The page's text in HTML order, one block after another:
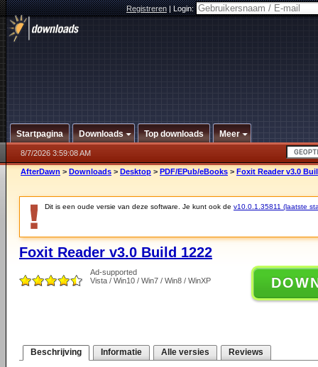
Registreren|Login:
Startpagina Downloads Top downloads Meer
8/7/2026 3:59:08 AM
AfterDawn > Downloads > Desktop > PDF/EPub/eBooks > Foxit Reader v3.0
Dit is een oude versie van deze software. Je kunt ook de v10.0.1.35811 (laatste
Foxit Reader v3.0 Build 1222
Ad-supported
Vista / Win10 / Win7 / Win8 / WinXP
Beschrijving Informatie Alle versies Reviews